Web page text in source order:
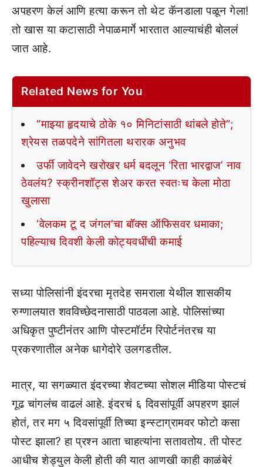
अपहरण केलं आणि हत्या करून तो थेट कॅनडाला पळून गेला!
तो खास या कटासाठी नेपाळमार्गे भारतात आल्याचंही बोललं
जात आहे.
Related News for You
“माझ्या हृदयाचे ठोके १० मिनिटांसाठी थांबले होते”;
श्रेयस तळपदेने सांगितला थरारक अनुभव
उर्फी जावेदने खरोखर धर्म बदलून ‘रिता भारद्वाज’ नाव
ठेवलंय? स्क्रीनशॉट्स शेअर करत स्वतःच केला मोठा
खुलासा
‘वेलकम टू द जंगल’चा बॉक्स ऑफिसवर धमाका;
पहिल्याच दिवशी केली कोट्यवधींची कमाई
सध्या पोलिसांनी इंदरचा मृतदेह समराला येथील शासकीय
रुग्णालयात शवविच्छेदनासाठी पाठवला आहे. पोलिसांच्या
अधिकृत पुष्टीनंतर आणि पोस्टमॉर्टम रिपोर्टनंतरच या
प्रकरणातील अनेक धागेदोरे उलगडतील.
मात्र, या सगळ्यात इंदरच्या शेवटच्या सोशल मीडिया पोस्टचं
गूढ चांगलंच वाढलं आहे. इंदरचं ६ दिवसांपूर्वी अपहरण झालं
होतं, तर मग ५ दिवसांपूर्वी तिच्या इन्स्टाग्रामवर फोटो कसा
पोस्ट झाला? हा प्रश्न आता चाहत्यांना सतावतोय. ती पोस्ट
आधीच शेड्युल केली होती की यात आणखी काही काळंबेरं